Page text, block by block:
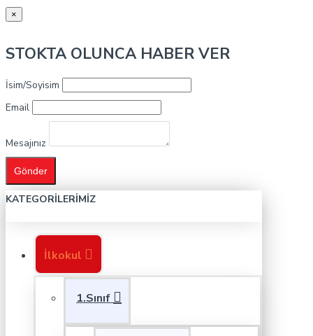
×
STOKTA OLUNCA HABER VER
İsim/Soyisim
Email
Mesajınız
Gönder
KATEGORILERIMIZ
İlkokul
1.Sınıf